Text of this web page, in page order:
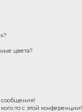
цвета?
то с этой конференции!